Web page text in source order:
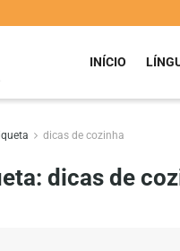
INÍCIO
dicas de cozinha
dicas de